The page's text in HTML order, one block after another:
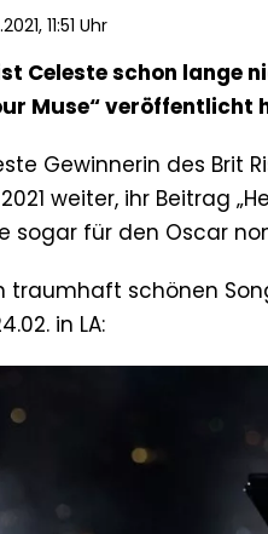
11:51 Uhr
Celeste schon lange
Muse“ veröffentlicht
Gewinnerin des Brit
weiter, ihr Beitrag
sogar für den Oscar
traumhaft schönen
in LA: